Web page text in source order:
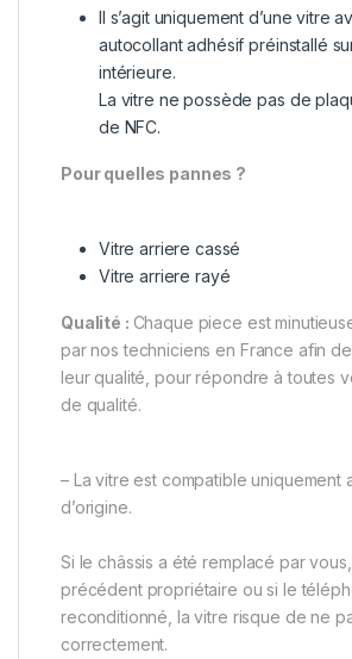
Il s’agit uniquement d’une vitre
autocollant adhésif préinstallé
intérieure.
La vitre ne possède pas de
de NFC.
Pour quelles pannes ?
Vitre arriere cassé
Vitre arriere rayé
Qualité : Chaque piece est
par nos techniciens en France afin de
leur qualité, pour répondre à toutes
de qualité.
– La vitre est compatible uniquement
d’origine.
Si le châssis a été remplacé par
précédent propriétaire ou si le
reconditionné, la vitre risque de ne
correctement.